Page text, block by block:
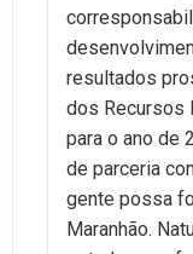
resultados
dos Recursos
para o ano de
de parceria
gente possa
Maranhão.